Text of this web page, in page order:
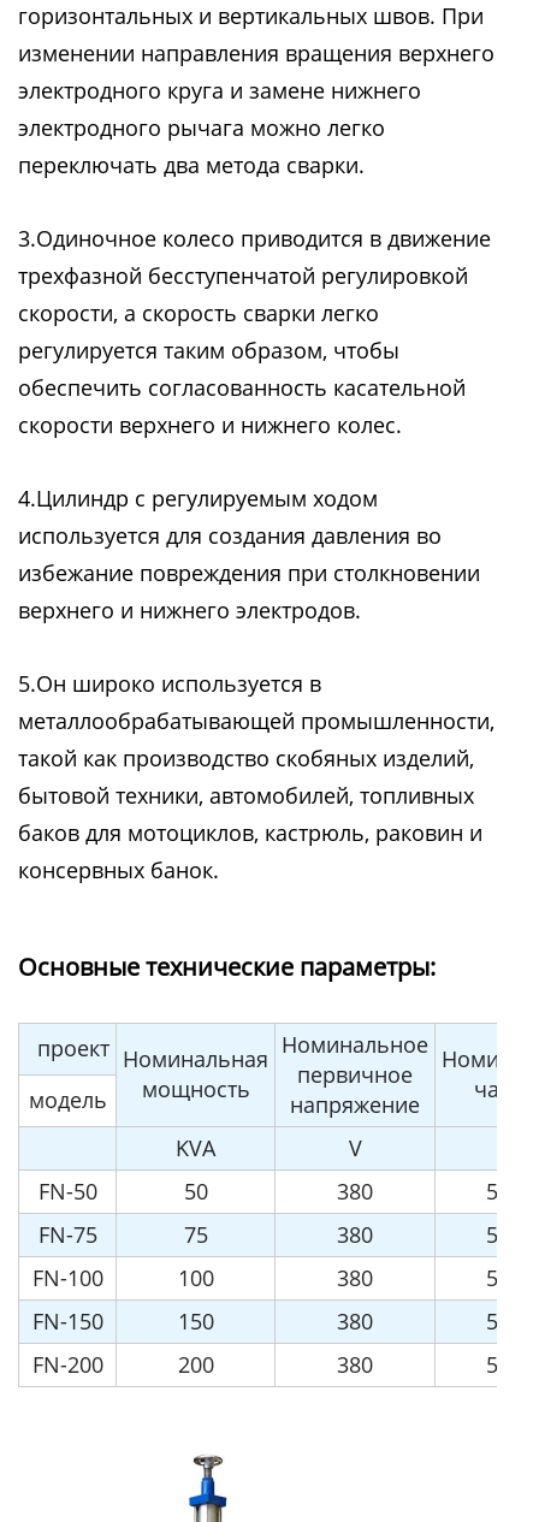
горизонтальных и вертикальных швов. При
изменении направления вращения верхнего
электродного круга и замене нижнего
электродного рычага можно легко
переключать два метода сварки.
3.Одиночное колесо приводится в движение
трехфазной бесступенчатой регулировкой
скорости, а скорость сварки легко
регулируется таким образом, чтобы
обеспечить согласованность касательной
скорости верхнего и нижнего колес.
4.Цилиндр с регулируемым ходом
используется для создания давления во
избежание повреждения при столкновении
верхнего и нижнего электродов.
5.Он широко используется в
металлообрабатывающей промышленности,
такой как производство скобяных изделий,
бытовой техники, автомобилей, топливных
баков для мотоциклов, кастрюль, раковин и
консервных банок.
Основные технические параметры:
проект Номинальная
мощность
Номинальное
первичное
напряжение
модель
KVA
V
FN-50
50 380
50/
FN-75
75 380
50/
FN-100
100 380
50/
FN-150
150 380
50/
FN-200
200 380 50/